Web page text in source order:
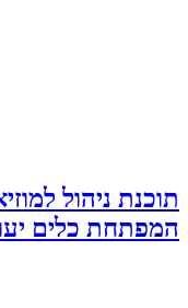
ניהול
כלים יעודיים